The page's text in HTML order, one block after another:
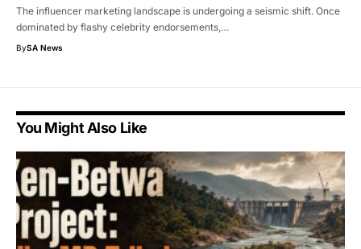
The influencer marketing landscape is undergoing a seismic shift. Once
dominated by flashy celebrity endorsements,…
BySA News
You Might Also Like